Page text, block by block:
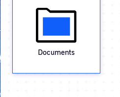
Documents